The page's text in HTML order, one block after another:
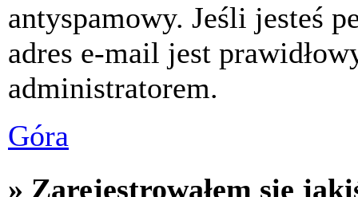
antyspamowy. Jeśli jesteś
adres e-mail jest
administratorem.
Góra
» Zarejestrowałem się